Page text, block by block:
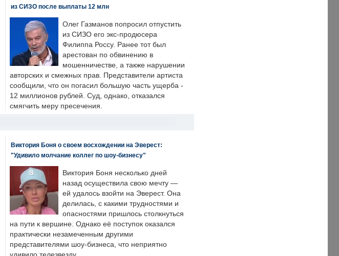
из СИЗО после выплаты 12 млн
Олег Газманов попросил отпустить
из СИЗО его экс-продюсера
Филиппа Россу. Ранее тот был
арестован по обвинению в
мошенничестве, а также нарушении
авторских и смежных прав. Представители артиста
сообщили, что он погасил большую часть ущерба -
12 миллионов рублей. Суд, однако, отказался
смягчить меру пресечения.
Виктория Боня о своем восхождении на Эверест:
"Удивило молчание коллег по шоу-бизнесу"
Виктория Боня несколько дней
назад осуществила свою мечту —
ей удалось взойти на Эверест. Она
делилась, с какими трудностями и
опасностями пришлось столкнуться
на пути к вершине. Однако её поступок оказался
практически незамеченным другими
представителями шоу-бизнеса, что неприятно